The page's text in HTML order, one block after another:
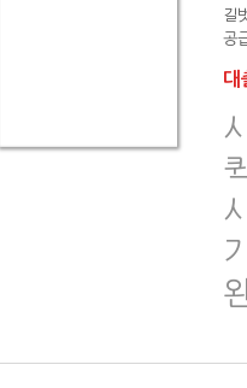
길
공
대